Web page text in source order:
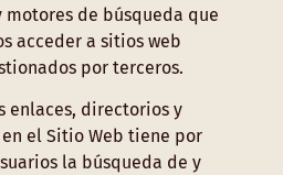
de búsqueda que
acceder a sitios web
por terceros.
enlaces, directorios y
el Sitio Web tiene por
la búsqueda de y